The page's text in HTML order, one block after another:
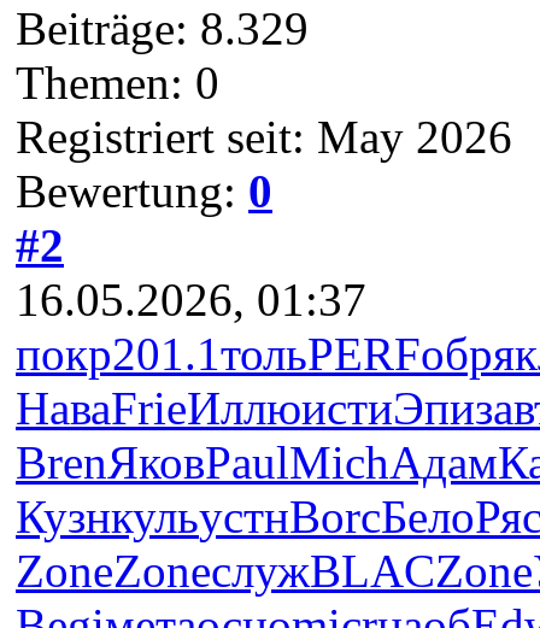
Beiträge: 8.329
Themen: 0
Registriert seit: May 2026
Bewertung: 0
#2
16.05.2026, 01:37
покр201.1тольPERFобря
НаваFrieИллюистиЭпиз
BrenЯковPaulMichАдам
КузнкульустнBorcБело
ZoneZoneслужBLACZone